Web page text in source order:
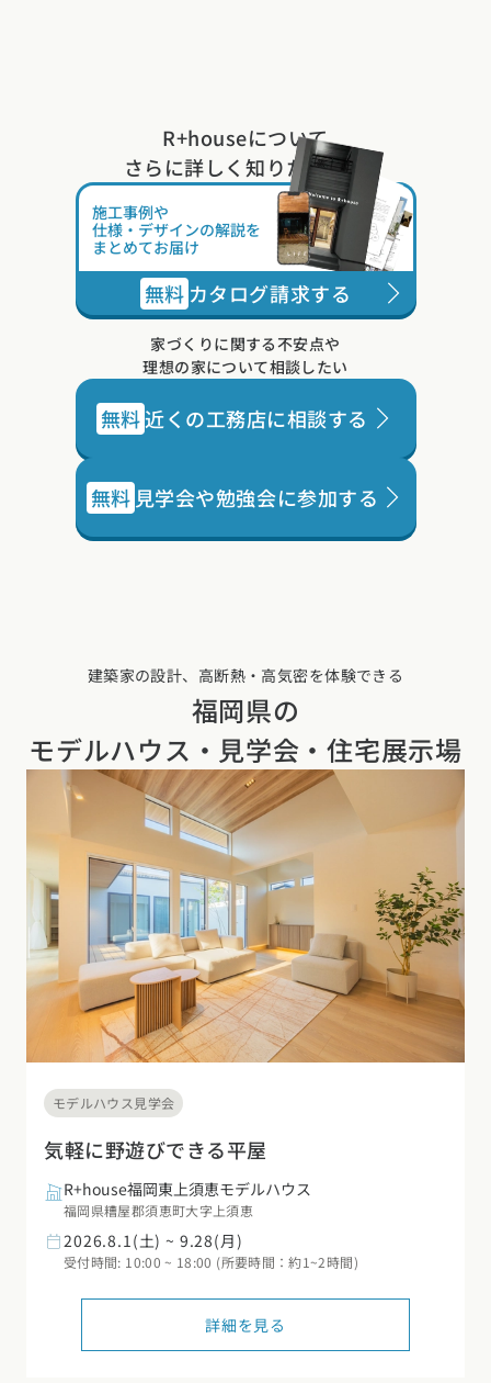
R+houseについて
さらに詳しく知りたい方は
施工事例や
仕様・デザインの解説を
まとめてお届け
無料 カタログ請求する
家づくりに関する不安点や
理想の家について相談したい
無料近くの工務店に相談する
無料 見学会や勉強会に参加する
建築家の設計、高断熱・高気密を体験できる
福岡県の
モデルハウス・見学会・住宅展示場
モデルハウス見学会
気軽に野遊びできる平屋
R+house福岡東上須恵モデルハウス
福岡県糟屋郡須恵町大字上須恵
2026.8.1(土) ~ 9.28(月)
受付時間: 10:00 ~ 18:00 (所要時間：約1~2時間)
詳細を見る